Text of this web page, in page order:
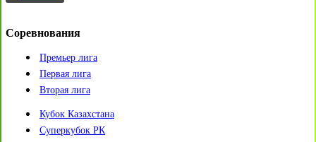
Соревнования
Премьер лига
Первая лига
Вторая лига
Кубок Казахстана
Суперкубок РК